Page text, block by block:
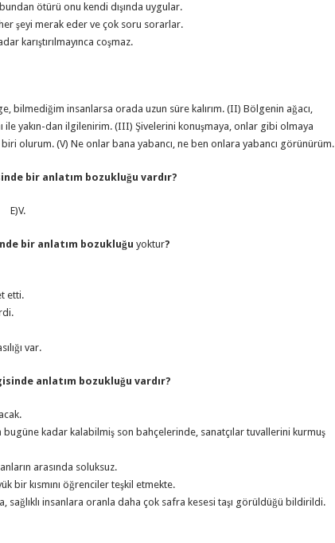
ötürü onu kendi dışında uygular.
şeyi merak eder ve çok soru sorarlar.
karıştırılmayınca coşmaz.
bilmediğim insanlarsa orada uzun süre kalırım. (II) Bölgenin ağacı,
ile yakın-dan ilgilenirim. (III) Şivelerini konuşmaya, onlar gibi olmaya
biri olurum. (V) Ne onlar bana yabancı, ne ben onlara yabancı görünürüm.
bir anlatım bozukluğu vardır?
bir anlatım bozukluğu yoktur?
etti.
var.
anlatım bozukluğu vardır?
bugüne kadar kalabilmiş son bahçelerinde, sanatçılar tuvallerini kurmuş
arasında soluksuz.
bir kısmını öğrenciler teşkil etmekte.
sağlıklı insanlara oranla daha çok safra kesesi taşı görüldüğü bildirildi.